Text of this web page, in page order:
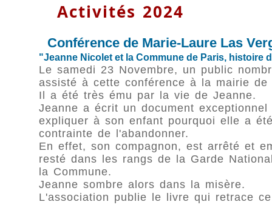
Activités 2024
Conférence de Marie-Laure Las
"Jeanne Nicolet et la Commune de Paris, histoire
Le samedi 23 Novembre, un public
assisté à cette conférence à la mairie de
Il a été très ému par la vie de Jeanne.
Jeanne a écrit un document exceptionnel
expliquer à son enfant pourquoi elle a
contrainte de l'abandonner.
En effet, son compagnon, est arrêté et
resté dans les rangs de la Garde
la Commune.
Jeanne sombre alors dans la misère.
L'association publie le livre qui retrace